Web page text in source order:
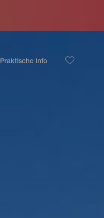
Praktische Info